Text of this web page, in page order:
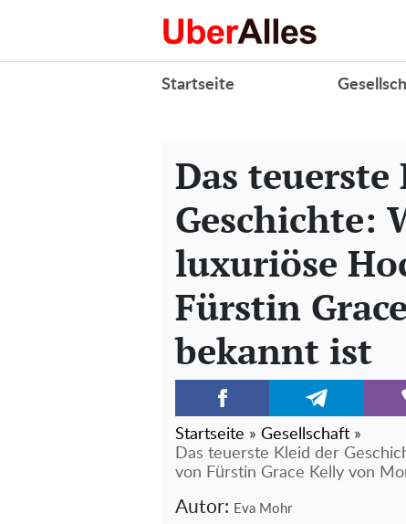
Startseite
Das
Geschichte:
luxuriöse
Fürstin
bekannt ist
Startseite » Gesellschaft »
Das teuerste Kleid der
von Fürstin Grace Kelly von
Autor: Eva Mohr